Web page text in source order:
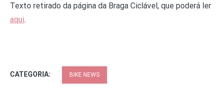
Texto retirado da página da Braga Ciclável, que poderá ler
aqui.
CATEGORIA: BIKE NEWS